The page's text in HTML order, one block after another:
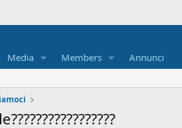
Media Members Annunci